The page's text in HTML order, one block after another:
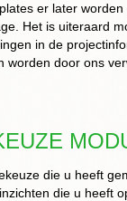
er later
Het is uiteraard
in de
worden door ons
die u heeft
inzichten die u heeft